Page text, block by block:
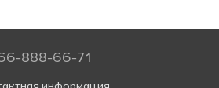
888-66-71